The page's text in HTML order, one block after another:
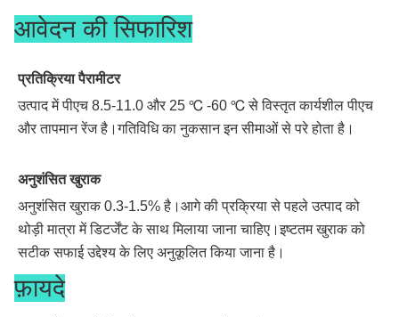
आवेदन की सिफारिश
प्रतिक्रिया पैरामीटर
उत्पाद में पीएच 8.5-11.0 और 25 ℃ -60 ℃ से विस्तृत कार्यशील पीएच
और तापमान रेंज है।गतिविधि का नुकसान इन सीमाओं से परे होता है।
अनुशंसित खुराक
अनुशंसित खुराक 0.3-1.5% है।आगे की प्रक्रिया से पहले उत्पाद को
थोड़ी मात्रा में डिटर्जेंट के साथ मिलाया जाना चाहिए।इष्टतम खुराक को
सटीक सफाई उद्देश्य के लिए अनुकूलित किया जाना है।
फ़ायदे